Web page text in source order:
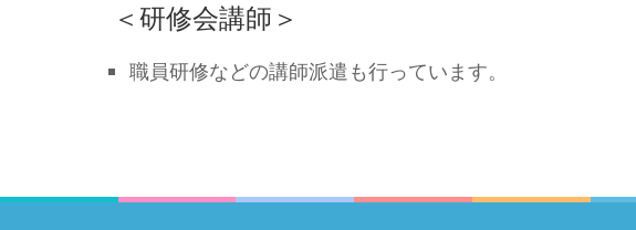
＜研修会講師＞
職員研修などの講師派遣も行っています。